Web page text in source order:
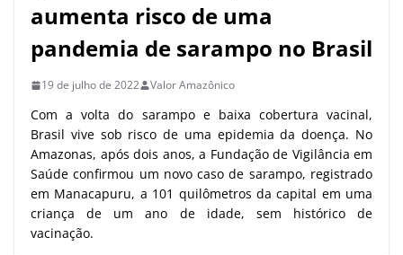
aumenta risco de uma
pandemia de sarampo no Brasil
19 de julho de 2022 Valor Amazônico
Com a volta do sarampo e baixa cobertura vacinal,
Brasil vive sob risco de uma epidemia da doença. No
Amazonas, após dois anos, a Fundação de Vigilância em
Saúde confirmou um novo caso de sarampo, registrado
em Manacapuru, a 101 quilômetros da capital em uma
criança de um ano de idade, sem histórico de
vacinação.